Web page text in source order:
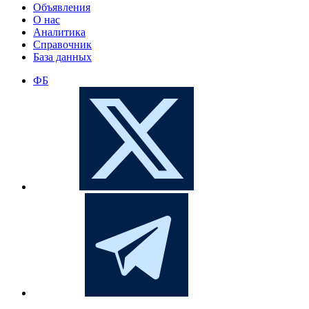
Объявления
О нас
Аналитика
Справочник
База данных
ФБ